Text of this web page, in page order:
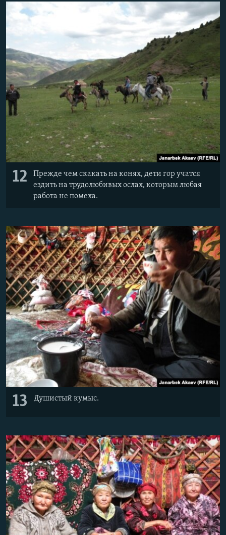
12
Прежде чем скакать на конях, дети гор учатся
ездить на трудолюбивых ослах, которым любая
работа не помеха.
13 Душистый кумыс.